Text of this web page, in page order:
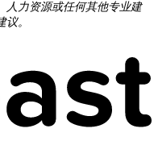
人力资源或任何其他专业建
。